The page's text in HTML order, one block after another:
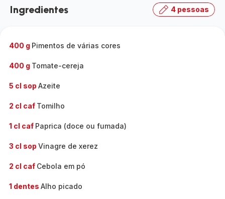
Ingredientes 4 pessoas
400 g Pimentos de várias cores
400 g Tomate-cereja
5 cl sop Azeite
2 cl caf Tomilho
1 cl caf Paprica (doce ou fumada)
3 cl sop Vinagre de xerez
2 cl caf Cebola em pó
1 dentes Alho picado